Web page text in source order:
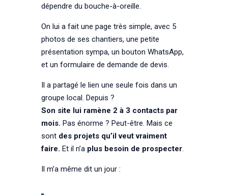
dépendre du bouche-à-oreille.
On lui a fait une page très simple, avec 5
photos de ses chantiers, une petite
présentation sympa, un bouton WhatsApp,
et un formulaire de demande de devis.
Il a partagé le lien une seule fois dans un
groupe local. Depuis ?
Son site lui ramène 2 à 3 contacts par
mois. Pas énorme ? Peut-être. Mais ce
sont des projets qu’il veut vraiment
faire. Et il n’a plus besoin de prospecter.
Il m’a même dit un jour :